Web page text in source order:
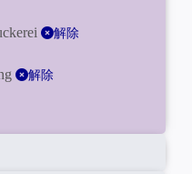
解除
解除